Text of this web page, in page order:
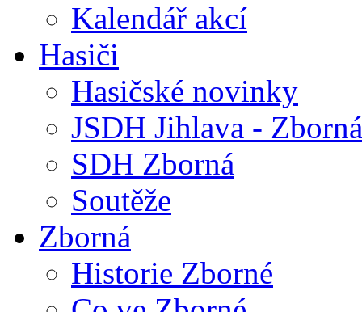
Kalendář akcí
Hasiči
Hasičské novinky
JSDH Jihlava - Zborná
SDH Zborná
Soutěže
Zborná
Historie Zborné